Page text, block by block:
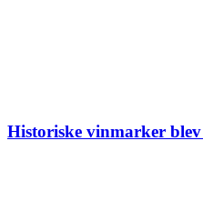
Historiske vinmarker